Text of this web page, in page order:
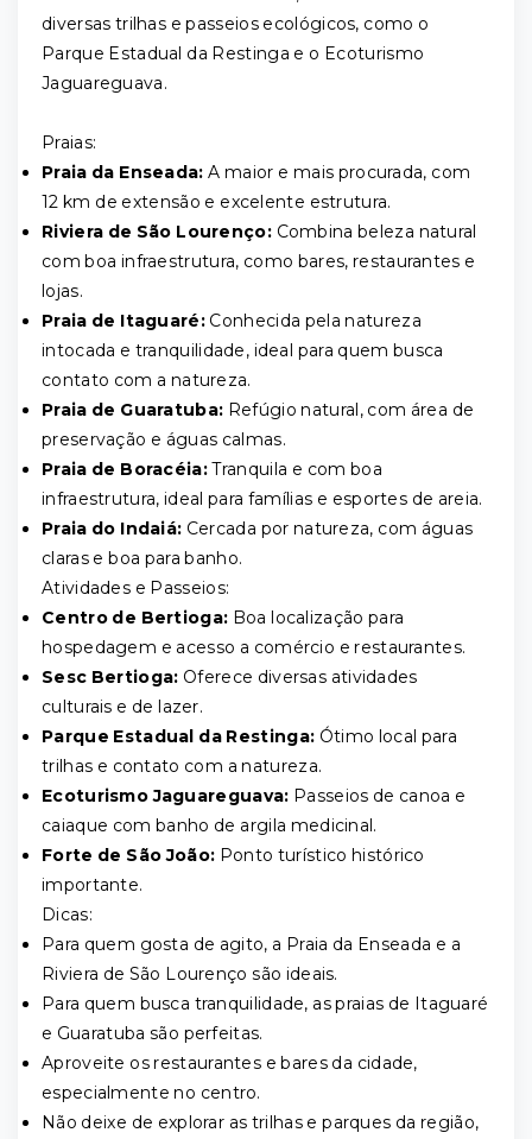
diversas trilhas e passeios ecológicos, como o
Parque Estadual da Restinga e o Ecoturismo
Jaguareguava.
Praias:
Praia da Enseada: A maior e mais procurada, com
12 km de extensão e excelente estrutura.
Riviera de São Lourenço:Combina beleza natural
com boa infraestrutura, como bares, restaurantes e
lojas.
Praia de Itaguaré:Conhecida pela natureza
intocada e tranquilidade, ideal para quem busca
contato com a natureza.
Praia de Guaratuba: Refúgio natural, com área de
preservação e águas calmas.
Praia de Boracéia:Tranquila e com boa
infraestrutura, ideal para famílias e esportes de areia.
Praia do Indaiá: Cercada por natureza, com águas
claras e boa para banho.
Atividades e Passeios:
Centro de Bertioga: Boa localização para
hospedagem e acesso a comércio e restaurantes.
Sesc Bertioga: Oferece diversas atividades
culturais e de lazer.
Parque Estadual da Restinga: Ótimo local para
trilhas e contato com a natureza.
Ecoturismo Jaguareguava: Passeios de canoa e
caiaque com banho de argila medicinal.
Forte de São João: Ponto turístico histórico
importante.
Dicas:
Para quem gosta de agito, a Praia da Enseada e a
Riviera de São Lourenço são ideais.
Para quem busca tranquilidade, as praias de Itaguaré
e Guaratuba são perfeitas.
Aproveite os restaurantes e bares da cidade,
especialmente no centro.
Não deixe de explorar as trilhas e parques da região,